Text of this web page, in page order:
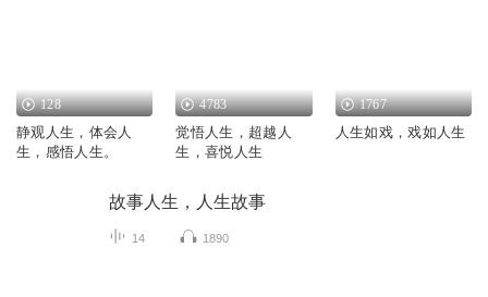
128
静观人生，体会人
生，感悟人生。
4783
觉悟人生，超越人
生，喜悦人生
1767
人生如戏，戏如人生
故事人生，人生故事
14 1890